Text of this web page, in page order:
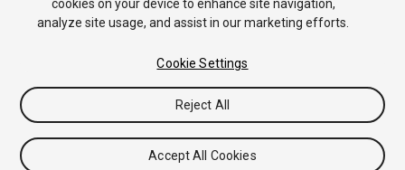
cookies on your device to enhance site navigation,
analyze site usage, and assist in our marketing efforts.
Cookie Settings
Reject All
Accept All Cookies